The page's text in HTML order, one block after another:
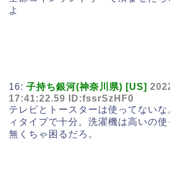
よ
16: 子持ち銀河(神奈川県) [US]
17:41:22.59 ID:fssrSzHF0
テレビとトースターは使ってない
ィタイプで十分。洗濯機は高いの
無くちゃ困るだろ。